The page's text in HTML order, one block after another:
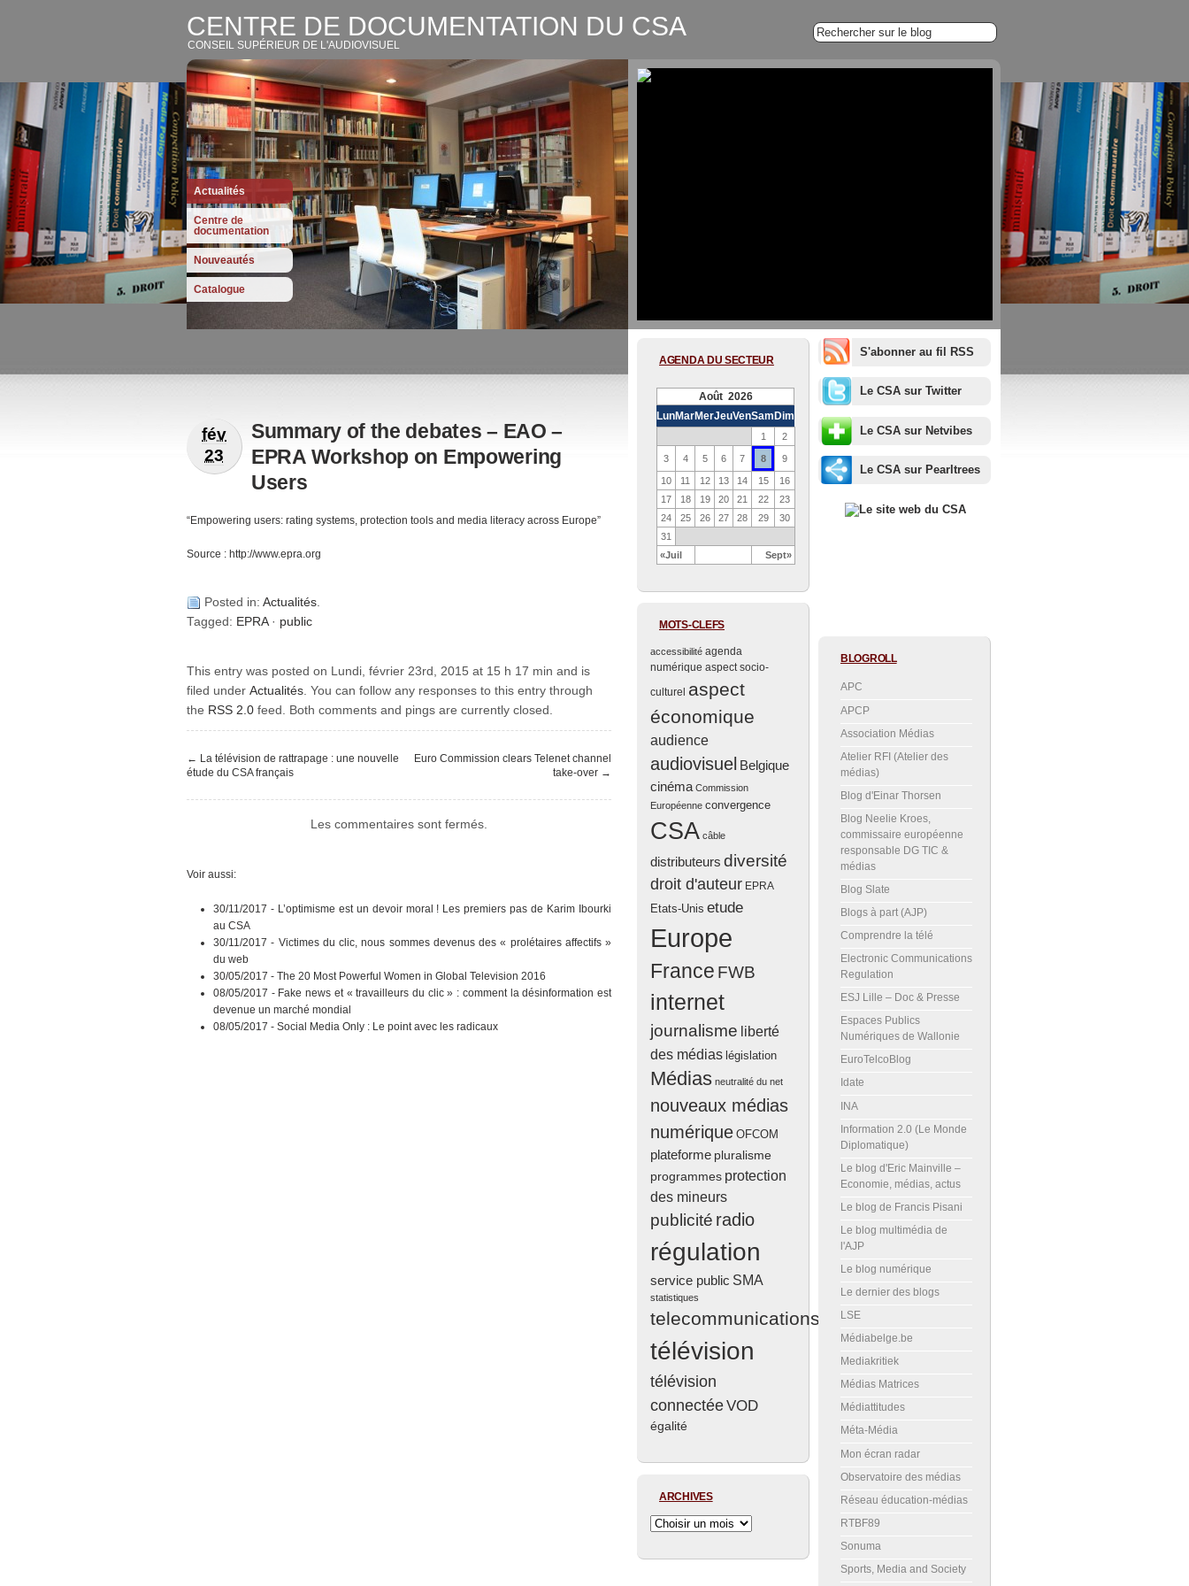
CENTRE DE DOCUMENTATION DU CSA
CONSEIL SUPÉRIEUR DE L'AUDIOVISUEL
Actualités
Centre de
documentation
Nouveautés
Catalogue
fév
23
Summary of the debates – EAO –
EPRA Workshop on Empowering
Users
“Empowering users: rating systems, protection tools and media literacy across Europe”
Source : http://www.epra.org
Posted in: Actualités
Tagged: EPRA· public
This entry was posted on Lundi, février 23rd, 2015 at 15 h 17 min and is
filed under Actualités . You can follow any responses to this entry through
the RSS 2.0 feed. Both comments and pings are currently closed.
← La télévision de rattrapage : une nouvelle
étude du CSA français
Euro Commission clears Telenet channel
take-over →
Les commentaires sont fermés.
Voir aussi:
30/11/2017 - L’optimisme est un devoir moral ! Les premiers pas de Karim Ibourki
au CSA
30/11/2017 - Victimes du clic, nous sommes devenus des « prolétaires affectifs »
du web
30/05/2017 - The 20 Most Powerful Women in Global Television 2016
08/05/2017 - Fake news et « travailleurs du clic » : comment la désinformation est
devenue un marché mondial
08/05/2017 - Social Media Only : Le point avec les radicaux
AGENDA DU SECTEUR
Août 2026
LunMarMerJeuVenSam Dim
«Juil Sept»
1 2
3 4 5 6 7 8 9
10 11 12 13 14 15
16
17
18 19 20 21 22
23
24
25 26 27 28 29
30
31
MOTS-CLEFS
accessibilité agenda
numérique aspect socio-
culturel aspect
économique
audience
audiovisuel Belgique
cinéma Commission
Européenne convergence
CSA câble
distributeurs diversité
droit d'auteur EPRA
Etats-Unis etude
Europe
France FWB
internet
journalisme liberté
des médias législation
Médias neutralité du net
nouveaux médias
numérique OFCOM
plateforme pluralisme
programmes protection
des mineurs
publicité radio
régulation
service public SMA
statistiques
telecommunications
télévision
télévision
connectéeVOD
égalité
ARCHIVES
S'abonner au fil RSS
Le CSA sur Twitter
Le CSA sur Netvibes
Le CSA sur Pearltrees
BLOGROLL
APC
APCP
Association Médias
Atelier RFI (Atelier des
médias)
Blog d'Einar Thorsen
Blog Neelie Kroes,
commissaire européenne
responsable DG TIC &
médias
Blog Slate
Blogs à part (AJP)
Comprendre la télé
Electronic Communications
Regulation
ESJ Lille – Doc & Presse
Espaces Publics
Numériques de Wallonie
EuroTelcoBlog
Idate
INA
Information 2.0 (Le Monde
Diplomatique)
Le blog d'Eric Mainville –
Economie, médias, actus
Le blog de Francis Pisani
Le blog multimédia de
l'AJP
Le blog numérique
Le dernier des blogs
LSE
Médiabelge.be
Mediakritiek
Médias Matrices
Médiattitudes
Méta-Média
Mon écran radar
Observatoire des médias
Réseau éducation-médias
RTBF89
Sonuma
Sports, Media and Society